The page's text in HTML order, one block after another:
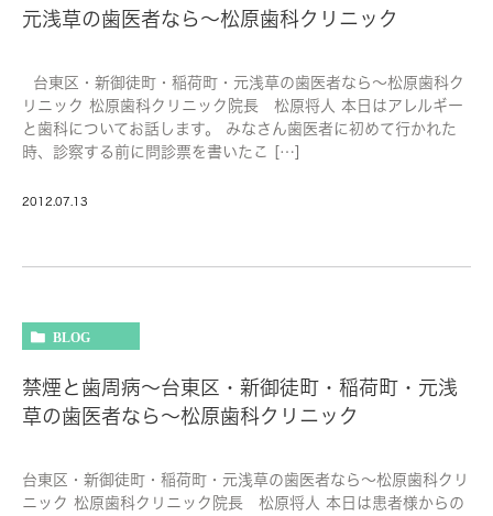
元浅草の歯医者なら～松原歯科クリニック
台東区・新御徒町・稲荷町・元浅草の歯医者なら～松原歯科ク
リニック 松原歯科クリニック院長 松原将人 本日はアレルギー
と歯科についてお話します。 みなさん歯医者に初めて行かれた
時、診察する前に問診票を書いたこ […]
2012.07.13
BLOG
禁煙と歯周病～台東区・新御徒町・稲荷町・元浅
草の歯医者なら～松原歯科クリニック
台東区・新御徒町・稲荷町・元浅草の歯医者なら～松原歯科クリ
ニック 松原歯科クリニック院長 松原将人 本日は患者様からの